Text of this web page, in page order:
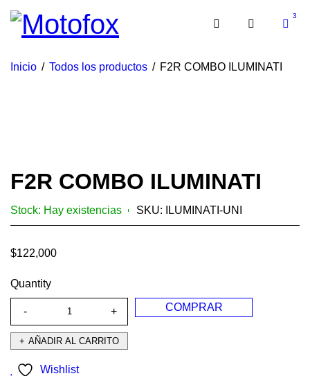
3
Inicio / Todos los productos / F2R COMBO ILUMINATI
F2R COMBO ILUMINATI
Stock: Hay existencias SKU: ILUMINATI-UNI
$122,000
Quantity
AÑADIR AL CARRITO
COMPRAR
Wishlist